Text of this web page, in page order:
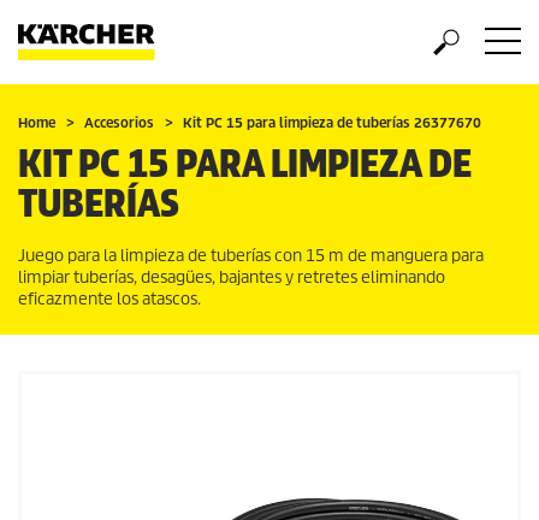
Home Accesorios Kit PC 15 para limpieza de tuberías 26377670
KIT PC 15 PARA LIMPIEZA DE
TUBERÍAS
Juego para la limpieza de tuberías con 15 m de manguera para
limpiar tuberías, desagües, bajantes y retretes eliminando
eficazmente los atascos.